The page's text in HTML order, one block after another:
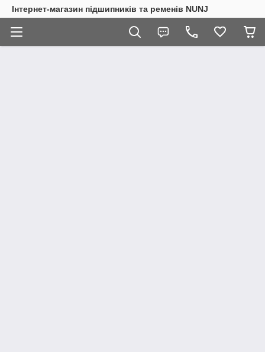
Інтернет-магазин підшипників та ременів NUNJ